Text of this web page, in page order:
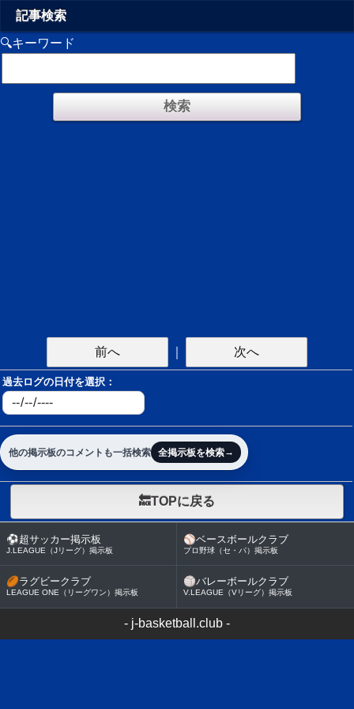
記事検索
🔍キーワード
前へ 次へ
過去ログの日付を選択：
他の掲示板のコメントも一括検索 全掲示板を検索→
🔙TOPに戻る
⚽超サッカー掲示板
J.LEAGUE（Jリーグ）掲示板
⚾ベースボールクラブ
プロ野球（セ・パ）掲示板
🏉ラグビークラブ
LEAGUE ONE（リーグワン）掲示板
🏐バレーボールクラブ
V.LEAGUE（Vリーグ）掲示板
- j-basketball.club -